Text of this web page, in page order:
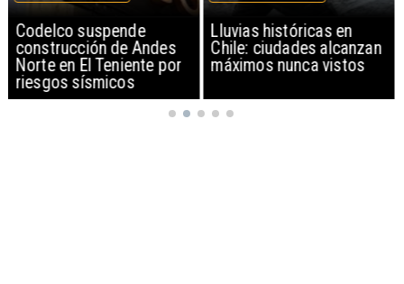
Codelco suspende
construcción de Andes
Norte en El Teniente por
riesgos sísmicos
Lluvias históricas en
Chile: ciudades alcanzan
máximos nunca vistos